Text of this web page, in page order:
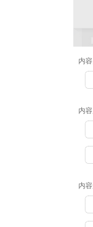
内
内
内